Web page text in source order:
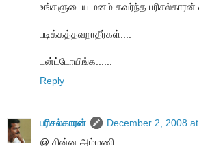
உங்களுடைய மனம் கவர்ந்த பரிசல்காரன்
படிக்கத்தவறாதீர்கள்....
டன்ட்டோயிங்க......
Reply
பரிசல்காரன்
December 2, 2008
@ சின்ன அம்மணி